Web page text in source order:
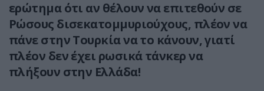
ερώτημα ότι αν θέλουν να επιτεθούν σε
Ρώσους δισεκατομμυριούχους, πλέον να
πάνε στην Τουρκία να το κάνουν, γιατί
πλέον δεν έχει ρωσικά τάνκερ να
πλήξουν στην Ελλάδα!